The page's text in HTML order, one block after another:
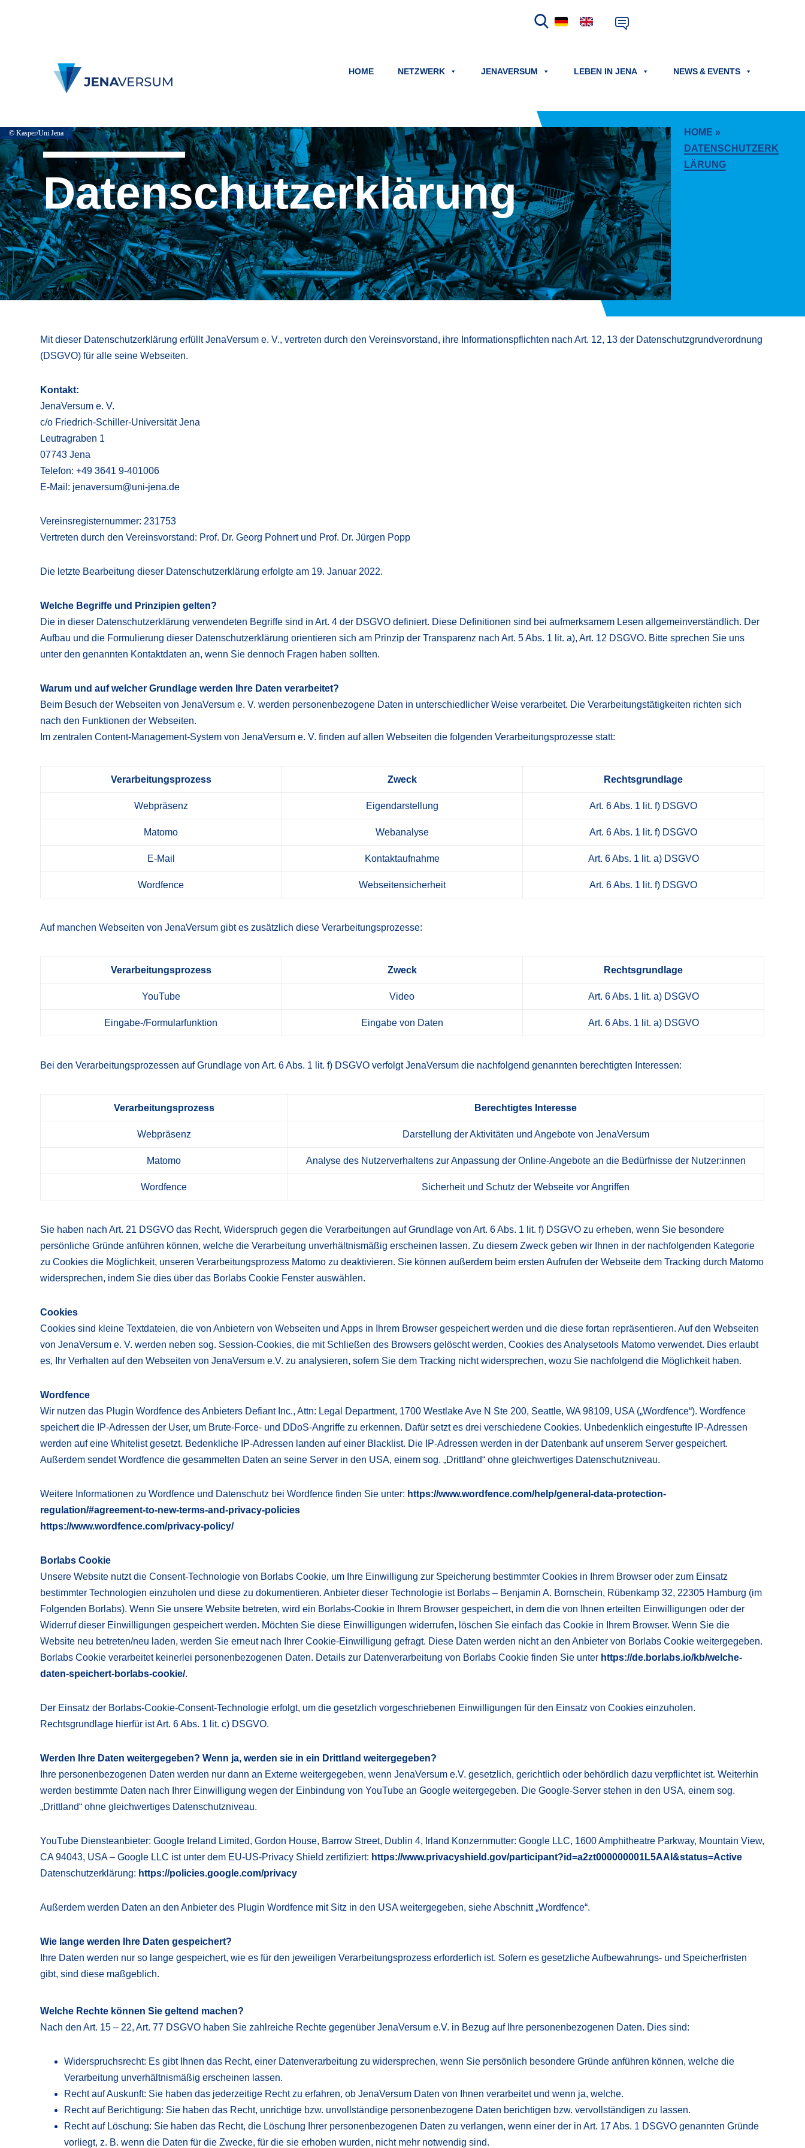
HOME NETZWERK JENAVERSUM LEBEN IN JENA NEWS & EVENTS
© Kasper/Uni Jena
© Kasper/Uni Jena
Datenschutz­erklärung
HOME »
DATENSCHUTZERK
LÄRUNG
Mit dieser Datenschutzerklärung erfüllt JenaVersum e. V., vertreten durch den Vereinsvorstand, ihre Informationspflichten nach Art. 12, 13 der Datenschutzgrundverordnung
(DSGVO) für alle seine Webseiten.
Kontakt:
JenaVersum e. V.
c/o Friedrich-Schiller-Universität Jena
Leutragraben 1
07743 Jena
Telefon: +49 3641 9-401006
E-Mail: jenaversum@uni-jena.de
Vereinsregisternummer: 231753
Vertreten durch den Vereinsvorstand: Prof. Dr. Georg Pohnert und Prof. Dr. Jürgen Popp
Die letzte Bearbeitung dieser Datenschutzerklärung erfolgte am 19. Januar 2022.
Welche Begriffe und Prinzipien gelten?
Die in dieser Datenschutzerklärung verwendeten Begriffe sind in Art. 4 der DSGVO definiert. Diese Definitionen sind bei aufmerksamem Lesen allgemeinverständlich. Der
Aufbau und die Formulierung dieser Datenschutzerklärung orientieren sich am Prinzip der Transparenz nach Art. 5 Abs. 1 lit. a), Art. 12 DSGVO. Bitte sprechen Sie uns
unter den genannten Kontaktdaten an, wenn Sie dennoch Fragen haben sollten.
Warum und auf welcher Grundlage werden Ihre Daten verarbeitet?
Beim Besuch der Webseiten von JenaVersum e. V. werden personenbezogene Daten in unterschiedlicher Weise verarbeitet. Die Verarbeitungstätigkeiten richten sich
nach den Funktionen der Webseiten.
Im zentralen Content-Management-System von JenaVersum e. V. finden auf allen Webseiten die folgenden Verarbeitungsprozesse statt:
Verarbeitungsprozess Zweck Rechtsgrundlage
Webpräsenz Eigendarstellung Art. 6 Abs. 1 lit. f) DSGVO
Matomo Webanalyse Art. 6 Abs. 1 lit. f) DSGVO
E-Mail Kontaktaufnahme Art. 6 Abs. 1 lit. a) DSGVO
Wordfence Webseitensicherheit Art. 6 Abs. 1 lit. f) DSGVO
Auf manchen Webseiten von JenaVersum gibt es zusätzlich diese Verarbeitungsprozesse:
Verarbeitungsprozess Zweck Rechtsgrundlage
YouTube Video Art. 6 Abs. 1 lit. a) DSGVO
Eingabe-/Formularfunktion Eingabe von Daten Art. 6 Abs. 1 lit. a) DSGVO
Bei den Verarbeitungsprozessen auf Grundlage von Art. 6 Abs. 1 lit. f) DSGVO verfolgt JenaVersum die nachfolgend genannten berechtigten Interessen:
Verarbeitungsprozess Berechtigtes Interesse
Webpräsenz Darstellung der Aktivitäten und Angebote von JenaVersum
Matomo Analyse des Nutzerverhaltens zur Anpassung der Online-Angebote an die Bedürfnisse der Nutzer:innen
Wordfence Sicherheit und Schutz der Webseite vor Angriffen
Sie haben nach Art. 21 DSGVO das Recht, Widerspruch gegen die Verarbeitungen auf Grundlage von Art. 6 Abs. 1 lit. f) DSGVO zu erheben, wenn Sie besondere
persönliche Gründe anführen können, welche die Verarbeitung unverhältnismäßig erscheinen lassen. Zu diesem Zweck geben wir Ihnen in der nachfolgenden Kategorie
zu Cookies die Möglichkeit, unseren Verarbeitungsprozess Matomo zu deaktivieren. Sie können außerdem beim ersten Aufrufen der Webseite dem Tracking durch Matomo
widersprechen, indem Sie dies über das Borlabs Cookie Fenster auswählen.
Cookies
Cookies sind kleine Textdateien, die von Anbietern von Webseiten und Apps in Ihrem Browser gespeichert werden und die diese fortan repräsentieren. Auf den Webseiten
von JenaVersum e. V. werden neben sog. Session-Cookies, die mit Schließen des Browsers gelöscht werden, Cookies des Analysetools Matomo verwendet. Dies erlaubt
es, Ihr Verhalten auf den Webseiten von JenaVersum e.V. zu analysieren, sofern Sie dem Tracking nicht widersprechen, wozu Sie nachfolgend die Möglichkeit haben.
Wordfence
Wir nutzen das Plugin Wordfence des Anbieters Defiant Inc., Attn: Legal Department, 1700 Westlake Ave N Ste 200, Seattle, WA 98109, USA („Wordfence“). Wordfence
speichert die IP-Adressen der User, um Brute-Force- und DDoS-Angriffe zu erkennen. Dafür setzt es drei verschiedene Cookies. Unbedenklich eingestufte IP-Adressen
werden auf eine Whitelist gesetzt. Bedenkliche IP-Adressen landen auf einer Blacklist. Die IP-Adressen werden in der Datenbank auf unserem Server gespeichert.
Außerdem sendet Wordfence die gesammelten Daten an seine Server in den USA, einem sog. „Drittland“ ohne gleichwertiges Datenschutzniveau.
Weitere Informationen zu Wordfence und Datenschutz bei Wordfence finden Sie unter: https://www.wordfence.com/help/general-data-protection-
regulation/#agreement-to-new-terms-and-privacy-policies
https://www.wordfence.com/privacy-policy/
Borlabs Cookie
Unsere Website nutzt die Consent-Technologie von Borlabs Cookie, um Ihre Einwilligung zur Speicherung bestimmter Cookies in Ihrem Browser oder zum Einsatz
bestimmter Technologien einzuholen und diese zu dokumentieren. Anbieter dieser Technologie ist Borlabs – Benjamin A. Bornschein, Rübenkamp 32, 22305 Hamburg (im
Folgenden Borlabs). Wenn Sie unsere Website betreten, wird ein Borlabs-Cookie in Ihrem Browser gespeichert, in dem die von Ihnen erteilten Einwilligungen oder der
Widerruf dieser Einwilligungen gespeichert werden. Möchten Sie diese Einwilligungen widerrufen, löschen Sie einfach das Cookie in Ihrem Browser. Wenn Sie die
Website neu betreten/neu laden, werden Sie erneut nach Ihrer Cookie-Einwilligung gefragt. Diese Daten werden nicht an den Anbieter von Borlabs Cookie weitergegeben.
Borlabs Cookie verarbeitet keinerlei personenbezogenen Daten. Details zur Datenverarbeitung von Borlabs Cookie finden Sie unter https://de.borlabs.io/kb/welche-
daten-speichert-borlabs-cookie/.
Der Einsatz der Borlabs-Cookie-Consent-Technologie erfolgt, um die gesetzlich vorgeschriebenen Einwilligungen für den Einsatz von Cookies einzuholen.
Rechtsgrundlage hierfür ist Art. 6 Abs. 1 lit. c) DSGVO.
Werden Ihre Daten weitergegeben? Wenn ja, werden sie in ein Drittland weitergegeben?
Ihre personenbezogenen Daten werden nur dann an Externe weitergegeben, wenn JenaVersum e.V. gesetzlich, gerichtlich oder behördlich dazu verpflichtet ist. Weiterhin
werden bestimmte Daten nach Ihrer Einwilligung wegen der Einbindung von YouTube an Google weitergegeben. Die Google-Server stehen in den USA, einem sog.
„Drittland“ ohne gleichwertiges Datenschutzniveau.
YouTube Diensteanbieter: Google Ireland Limited, Gordon House, Barrow Street, Dublin 4, Irland Konzernmutter: Google LLC, 1600 Amphitheatre Parkway, Mountain View,
CA 94043, USA – Google LLC ist unter dem EU-US-Privacy Shield zertifiziert: https://www.privacyshield.gov/participant?id=a2zt000000001L5AAI&status=Active
Datenschutzerklärung: https://policies.google.com/privacy
Außerdem werden Daten an den Anbieter des Plugin Wordfence mit Sitz in den USA weitergegeben, siehe Abschnitt „Wordfence“.
Wie lange werden Ihre Daten gespeichert?
Ihre Daten werden nur so lange gespeichert, wie es für den jeweiligen Verarbeitungsprozess erforderlich ist. Sofern es gesetzliche Aufbewahrungs- und Speicherfristen
gibt, sind diese maßgeblich.
Welche Rechte können Sie geltend machen?
Nach den Art. 15 – 22, Art. 77 DSGVO haben Sie zahlreiche Rechte gegenüber JenaVersum e.V. in Bezug auf Ihre personenbezogenen Daten. Dies sind:
Widerspruchsrecht: Es gibt Ihnen das Recht, einer Datenverarbeitung zu widersprechen, wenn Sie persönlich besondere Gründe anführen können, welche die
Verarbeitung unverhältnismäßig erscheinen lassen.
Recht auf Auskunft: Sie haben das jederzeitige Recht zu erfahren, ob JenaVersum Daten von Ihnen verarbeitet und wenn ja, welche.
Recht auf Berichtigung: Sie haben das Recht, unrichtige bzw. unvollständige personenbezogene Daten berichtigen bzw. vervollständigen zu lassen.
Recht auf Löschung: Sie haben das Recht, die Löschung Ihrer personenbezogenen Daten zu verlangen, wenn einer der in Art. 17 Abs. 1 DSGVO genannten Gründe
vorliegt, z. B. wenn die Daten für die Zwecke, für die sie erhoben wurden, nicht mehr notwendig sind.